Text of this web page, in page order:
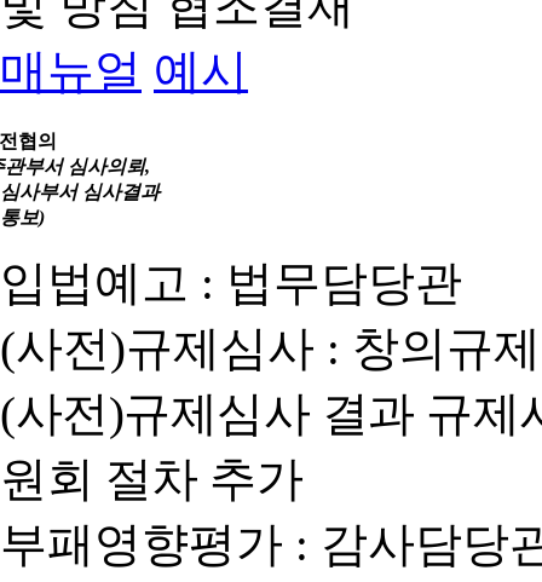
매뉴얼 예시
협의
관부서 심사의뢰,
심사부서 심사결과
통보)
입법예고 : 법무담당관
(사전)규제심사 : 창의규
(사전)규제심사 결과 규
원회 절차 추가
부패영향평가 : 감사담당